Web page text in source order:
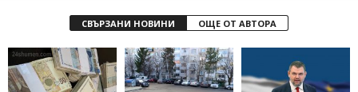
СВЪРЗАНИ НОВИНИ ОЩЕ ОТ АВТОРА